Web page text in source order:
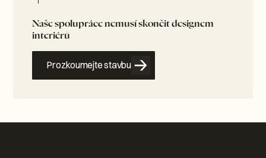
Naše spolupráce nemusí skončit designem
interiérů
Prozkoumejte stavbu